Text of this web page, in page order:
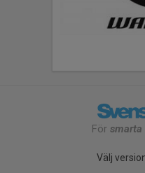
För smarta
Välj